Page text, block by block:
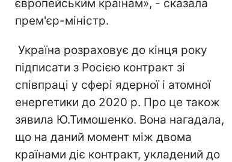
європейським країнам», - сказала
прем'єр-міністр.
Україна розраховує до кінця року
підписати з Росією контракт зі
співпраці у сфері ядерної і атомної
енергетики до 2020 р. Про це також
зявила Ю.Тимошенко. Вона нагадала,
що на даний момент між двома
країнами діє контракт, укладений до